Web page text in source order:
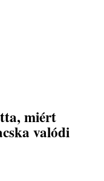
miért
valódi